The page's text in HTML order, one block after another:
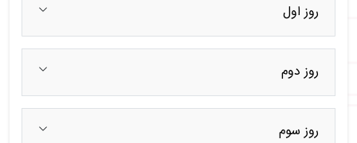
روز اول
روز دوم
روز سوم